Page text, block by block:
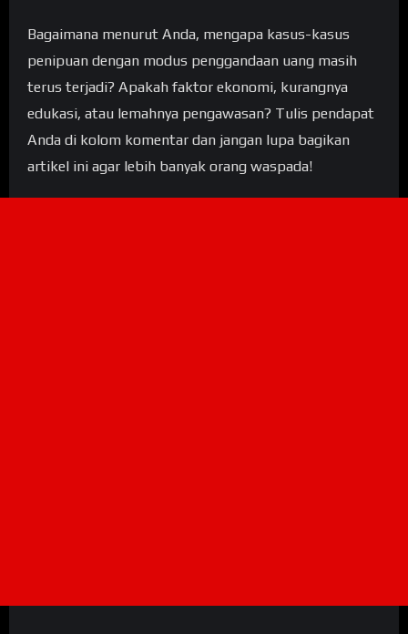
Bagaimana menurut Anda, mengapa kasus-kasus
penipuan dengan modus penggandaan uang masih
terus terjadi? Apakah faktor ekonomi, kurangnya
edukasi, atau lemahnya pengawasan? Tulis pendapat
Anda di kolom komentar dan jangan lupa bagikan
artikel ini agar lebih banyak orang waspada!